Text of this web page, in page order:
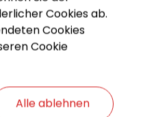
Sie "OpenStreetMap" in
Cookies
Cookies ab.
Cookies
Cookie
Alle ablehnen